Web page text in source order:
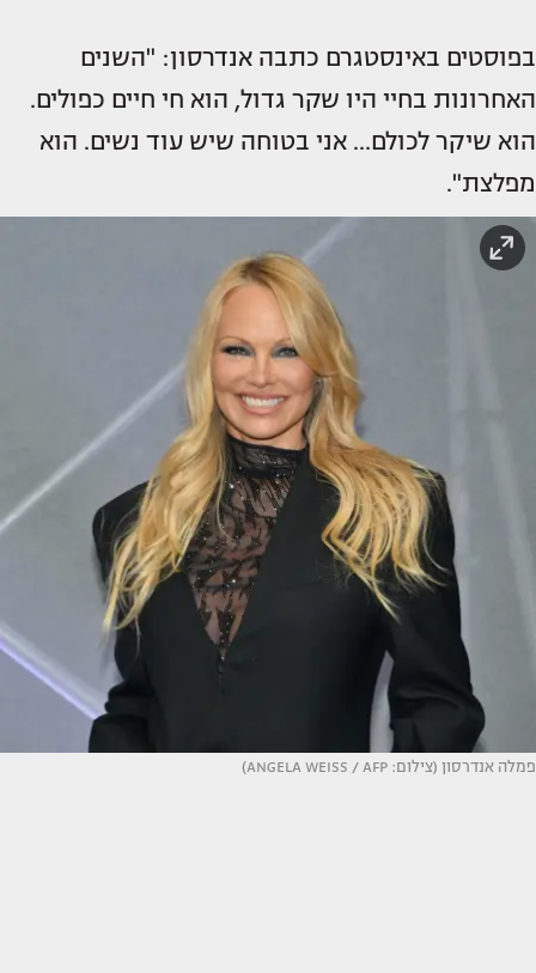
בפוסטים באינסטגרם כתבה אנדרסון: "השנים
האחרונות בחיי היו שקר גדול, הוא חי חיים כפולים.
הוא שיקר לכולם… אני בטוחה שיש עוד נשים. הוא
מפלצת".
פמלה אנדרסון (צילום: ANGELA WEISS / AFP)